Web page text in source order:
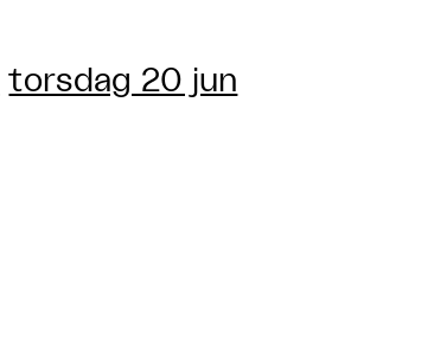
torsdag 20 jun